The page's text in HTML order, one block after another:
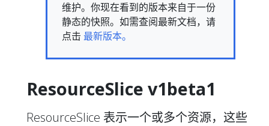
维护。你现在看到的版本来自于一份
静态的快照。如需查阅最新文档，请
点击 最新版本。
ResourceSlice v1beta1
ResourceSlice 表示一个或多个资源，这些